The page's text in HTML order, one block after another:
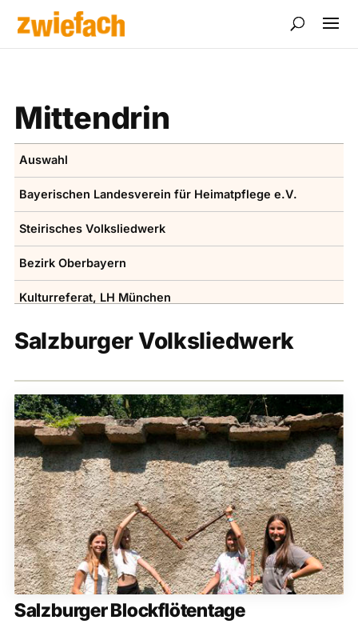
Mittendrin
Auswahl
Bayerischen ­Landesverein für Heimatpflege e.V.
Steirisches Volksliedwerk
Bezirk Oberbayern
Kulturreferat, LH ­München
Volksmusikakademie in Bayern
Volkslied und Volksmusik e.V.
Tiroler Volksmusikverein
Bezirk Niederbayern, Kulturreferat
Haus der Volksmusik
Salzburger Volksliedwerk
Bezirk Schwaben
Brettl-Spitzen
Salzburger Volksliedwerk
Salzburger Blockflötentage